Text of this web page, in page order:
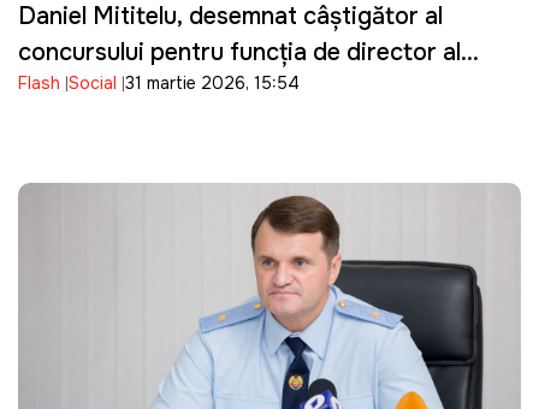
Daniel Mititelu, desemnat câștigător al
concursului pentru funcția de director al
ANRE
Flash Social 31 martie 2026, 15:54